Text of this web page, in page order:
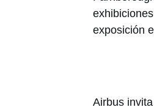
exposición
Airbus